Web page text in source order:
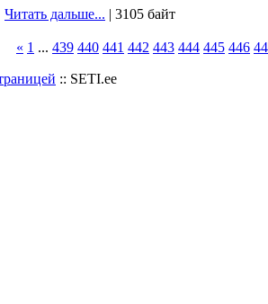
Читать дальше... | 3105 байт
« 1 ... 439 440 441 442 443 444 445 446
:: SETI.ee